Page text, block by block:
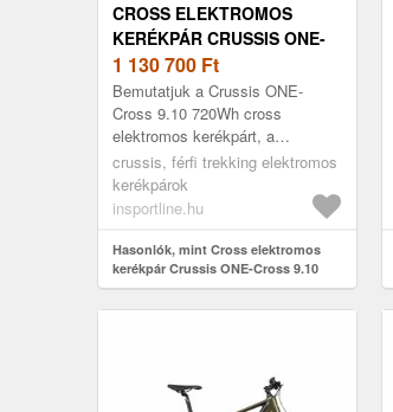
CROSS ELEKTROMOS
KERÉKPÁR CRUSSIS ONE-
CROSS 9.10 720WH 28" -
2025
1 130 700 Ft
Bemutatjuk a Crussis ONE-
Cross 9.10 720Wh cross
elektromos kerékpárt, a
belépődet a féktelen
kerékpározás világába! A
tökéletes e-bike sportos keré...
crussis, férfi trekking elektromos
kerékpárok
insportline.hu
Hasonlók, mint Cross elektromos
kerékpár Crussis ONE-Cross 9.10
720Wh 28" - 2025